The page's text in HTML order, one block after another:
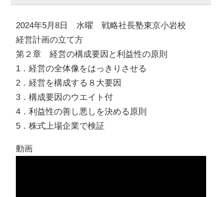
2024年5月8日 水曜 戦略社長塾東京小岩校
経営計画の立て方
第２章 経営の構成要因と利益性の原則
1．経営の全体像をはっきりさせる
2．経営を構成する８大要因
3．構成要因のウエイト付
4．利益性の善し悪しを決める原則
5．株式上場企業で検証
動画